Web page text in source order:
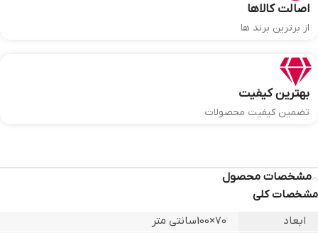
اصالت کالاها
از برترین برند ها
بهترین کیفیت
تضمین کیفیت محصولات
مشخصات محصول
مشخصات کلی
ابعاد
70×100سانتی متر